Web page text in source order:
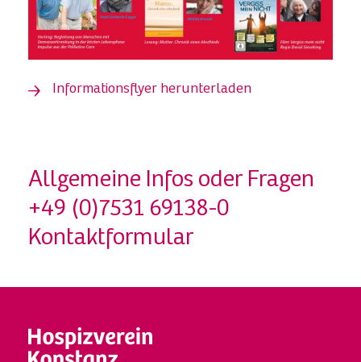
Informationsflyer herunterladen
Allgemeine Infos oder Fragen
+49 (0)7531 69138-0
Kontaktformular